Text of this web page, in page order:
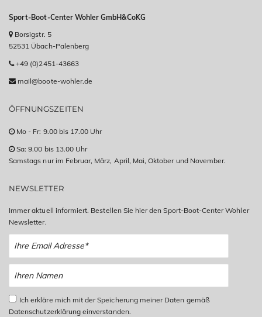
Sport-Boot-Center Wohler GmbH&CoKG
Borsigstr. 5
52531 Übach-Palenberg
+49 (0)2451-43663
mail@boote-wohler.de
ÖFFNUNGSZEITEN
Mo - Fr: 9.00 bis 17.00 Uhr
Sa: 9.00 bis 13.00 Uhr
Samstags nur im Februar, März, April, Mai, Oktober und November.
NEWSLETTER
Immer aktuell informiert. Bestellen Sie hier den Sport-Boot-Center Wohler
Newsletter.
Ich erkläre mich mit der Speicherung meiner Daten gemäß
Datenschutzerklärung einverstanden.